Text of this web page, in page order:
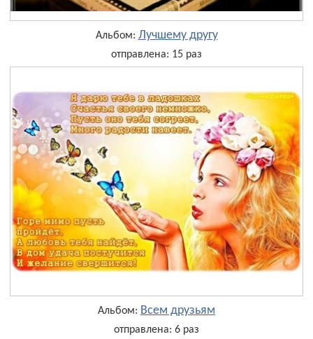
Альбом: Лучшему другу
отправлена: 15 раз
Альбом: Всем друзьям
отправлена: 6 раз